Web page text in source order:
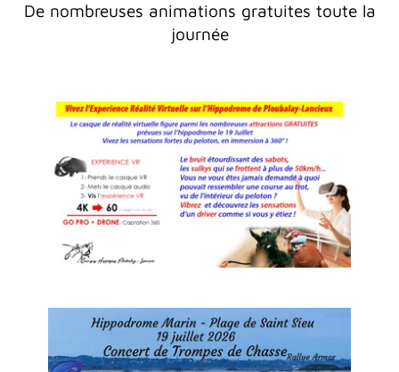
De nombreuses animations gratuites toute la
journée